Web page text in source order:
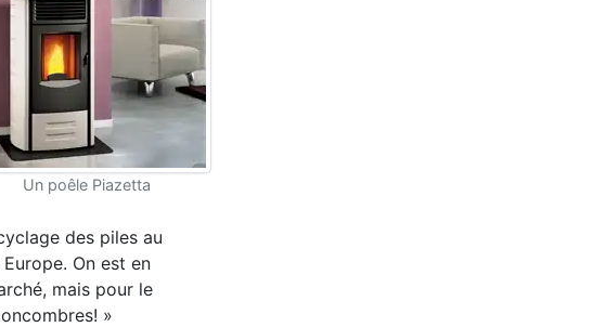
Un poêle Piazetta
des piles au
On est en
mais pour le
»